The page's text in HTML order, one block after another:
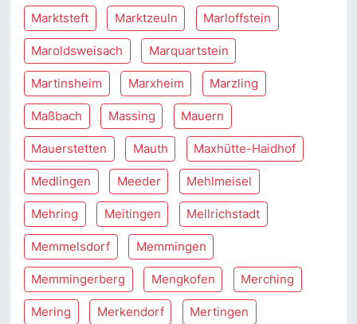
Marktsteft Marktzeuln Marloffstein
Maroldsweisach Marquartstein
Martinsheim Marxheim Marzling
Maßbach Massing Mauern
Mauerstetten Mauth Maxhütte-Haidhof
Medlingen Meeder Mehlmeisel
Mehring Meitingen Mellrichstadt
Memmelsdorf Memmingen
Memmingerberg Mengkofen Merching
Mering Merkendorf Mertingen